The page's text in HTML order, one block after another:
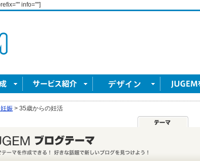
info=""]
娠 > 35歳からの妊活